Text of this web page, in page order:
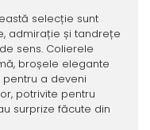
selecție sunt
admirație și tandrețe
sens. Colierele
broșele elegante
a deveni
potrivite pentru
surprize făcute din